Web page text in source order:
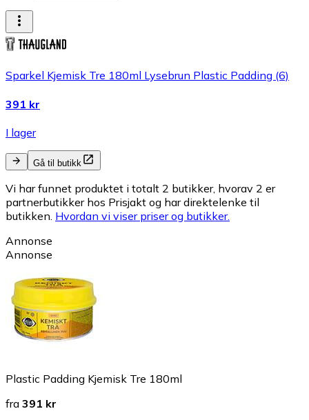
Sparkel Kjemisk Tre 180ml Lysebrun Plastic Padding (6)
391 kr
I lager
Gå til butikk
Vi har funnet produktet i totalt 2 butikker, hvorav 2 er
partnerbutikker hos Prisjakt og har direktelenke til
butikken. Hvordan vi viser priser og butikker.
Annonse
Annonse
Plastic Padding Kjemisk Tre 180ml
fra 391 kr